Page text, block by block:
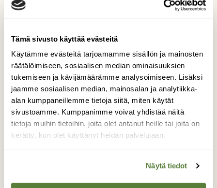
Tämä sivusto käyttää evästeitä
Käytämme evästeitä tarjoamamme sisällön ja mainosten
räätälöimiseen, sosiaalisen median ominaisuuksien
tukemiseen ja kävijämäärämme analysoimiseen. Lisäksi
jaamme sosiaalisen median, mainosalan ja analytiikka-
alan kumppaneillemme tietoja siitä, miten käytät
sivustoamme. Kumppanimme voivat yhdistää näitä
tietoja muihin tietoihin, joita olet antanut heille tai joita on
kerätty, kun olet käyttänyt heidän palvelujaan.
Näytä tiedot
ympäristöhallinnon ja EU:n luonto- ja lintudirektiivien
lukijoiden kysymyksiin vuodesta 1985 saakka.
DIGITILAAJALLE
JOUTSENET
KYHMYJOUTSEN
LINNUNPESÄ
PESINTÄ
POIKASET
Tilaa Suomen Luonto
Tue ajankohtaista ja asiantuntevaa